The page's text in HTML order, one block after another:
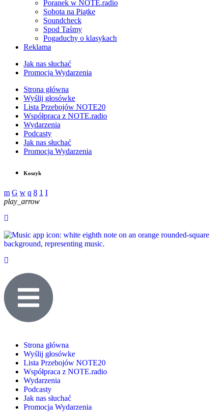
Poranek w NOTE.radio
Sobota na Piątke
Soundcheck
Spod Taśmy
Pogaduchy o klasykach
Reklama
Jak nas słuchać
Promocja Wydarzenia
Strona główna
Wyślij głosówke
Lista Przebojów NOTE20
Współpraca z NOTE.radio
Wydarzenia
Podcasty
Jak nas słuchać
Promocja Wydarzenia
Koszyk
play_arrow
Strona główna
Wyślij głosówke
Lista Przebojów NOTE20
Współpraca z NOTE.radio
Wydarzenia
Podcasty
Jak nas słuchać
Promocja Wydarzenia